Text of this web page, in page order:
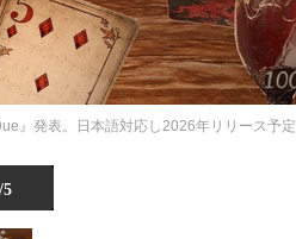
』発表。日本語対応し2026年リリース予定
5